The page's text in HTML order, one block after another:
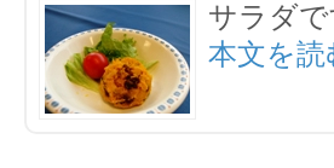
サラダで
本文を読